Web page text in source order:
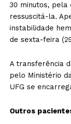
30 minutos, pela
ressuscitá-la.
instabilidade
de sexta-feira
A transferência
pelo Ministério
UFG se
Outros